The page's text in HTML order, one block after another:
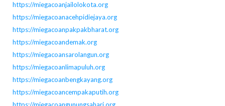
https://miegacoanjailolokota.org
https://miegacoanacehpidiejaya.org
https://miegacoanpakpakbharat.org
https://miegacoandemak.org
https://miegacoansarolangun.org
https://miegacoanlimapuluh.org
https://miegacoanbengkayang.org
https://miegacoancempakaputih.org